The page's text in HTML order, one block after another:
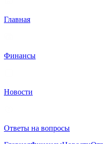
Главная
Финансы
Новости
Ответы на вопросы